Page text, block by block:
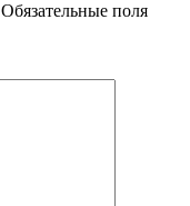
Обязательные поля